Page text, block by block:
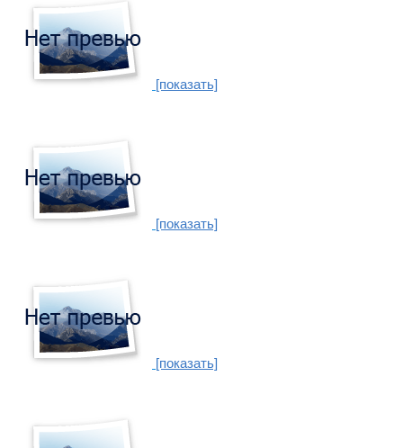
[показать]
[показать]
[показать]